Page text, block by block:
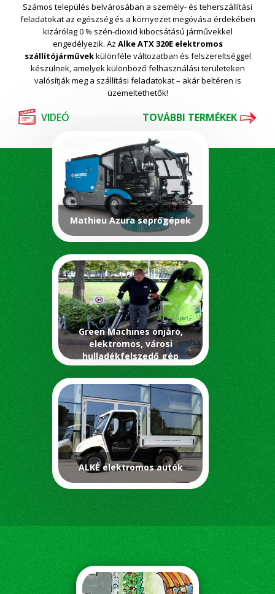
Számos település belvárosában a személy- és teherszállítási
feladatokat az egészség és a környezet megóvása érdekében
kizárólag 0 % szén-dioxid kibocsátású járművekkel
engedélyezik. Az Alke ATX320E elektromos
szállítójárművekkülönféle változatban és felszereltséggel
készülnek, amelyek különböző felhasználási területeken
valósítják meg a szállítási feladatokat – akár beltéren is
üzemeltethetők!
VIDEÓ TOVÁBBI TERMÉKEK
Mathieu Azura seprőgépek
Green Machines önjáró,
elektromos, városi
hulladékfelszedő gép
ALKÉ elektromos autók